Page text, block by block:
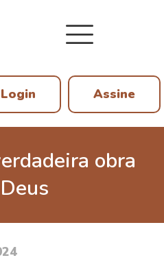
Login Assine
obra